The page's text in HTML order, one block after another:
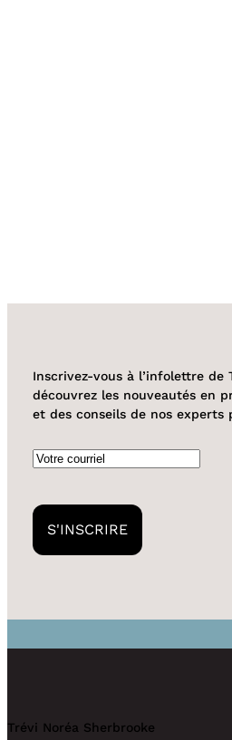
Inscrivez-vous à l’infolettre de
découvrez les nouveautés en
et des conseils de nos experts
Courriel
Trévi Noréa Sherbrooke